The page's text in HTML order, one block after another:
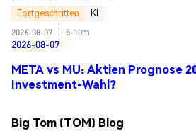
Fortgeschritten
KI
2026-08-07
5-10m
2026-08-07
META vs MU: Aktien Prognose
Investment-Wahl?
Big Tom (TOM) Blog